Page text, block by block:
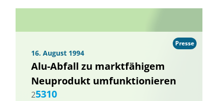
16. August 1994
Alu-Abfall zu marktfähigem
Neuprodukt umfunktionieren
25310
Presse